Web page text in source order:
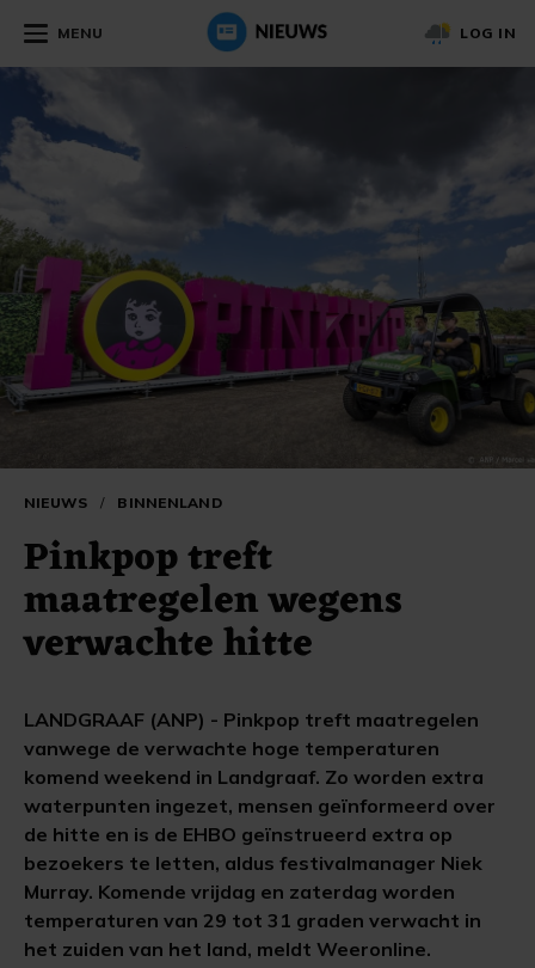
MENU LOG IN
NIEUWS / BINNENLAND
Pinkpop treft
maatregelen wegens
verwachte hitte
LANDGRAAF (ANP) - Pinkpop treft maatregelen
vanwege de verwachte hoge temperaturen
komend weekend in Landgraaf. Zo worden extra
waterpunten ingezet, mensen geïnformeerd over
de hitte en is de EHBO geïnstrueerd extra op
bezoekers te letten, aldus festivalmanager Niek
Murray. Komende vrijdag en zaterdag worden
temperaturen van 29 tot 31 graden verwacht in
het zuiden van het land, meldt Weeronline.